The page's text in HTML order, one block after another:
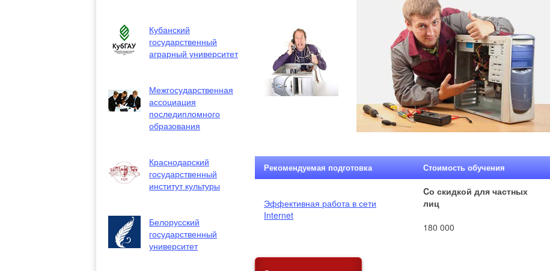
Кубанский
государственный
аграрный университет
Межгосударственная
ассоциация
последипломного
образования
Краснодарский
государственный
институт культуры
Белорусский
государственный
университет
Рекомендуемая подготовка Стоимость обучения
Эффективная работа в сети
Internet
Cо скидкой для частных
лиц
180 000